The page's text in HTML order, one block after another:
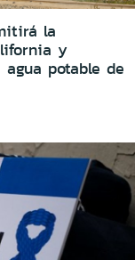
la
y
potable de